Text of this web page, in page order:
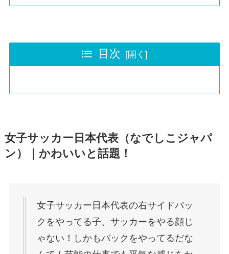
目次
女子サッカー日本代表（なでしこジャパ
ン）｜かわいいと話題！
女子サッカー日本代表の右サイドバッ
クをやってる子、サッカーをやる顔じ
ゃない！しかもバックをやってるだな